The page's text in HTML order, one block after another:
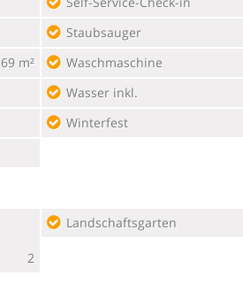
69 m²
Staubsauger
Waschmaschine
Wasser inkl.
Winterfest
2
Landschaftsgarten